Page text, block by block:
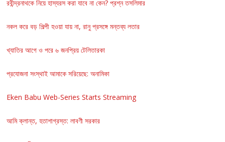
রবীন্দ্রনাথকে নিয়ে হাস্যরস করা যাবে না কেন? প্রশ্ন তসলিমার
নকল করে বড় শিল্পী হওয়া যায় না, রানু প্রসঙ্গে মন্তব্য লতার
খ্যাতির আগে ও পরে ৬ জনপ্রিয় টেলিতারকা
প্রযোজনা সংস্থাই আমাকে সরিয়েছে: অনামিকা
Eken Babu Web-Series Starts Streaming
আমি ক্লান্ত, হতাশাগ্রস্ত: লাবণী সরকার